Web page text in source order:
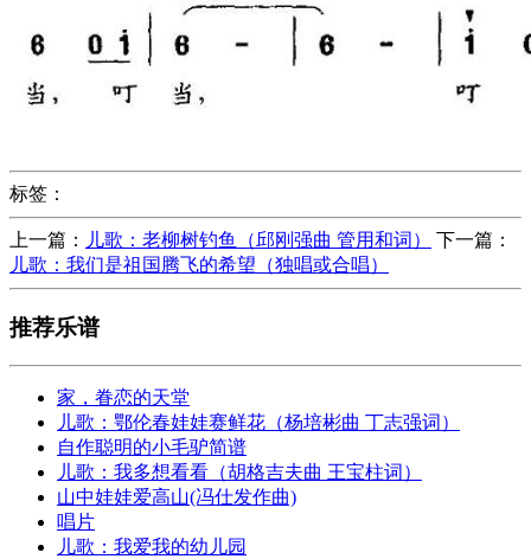
标签：
上一篇： 儿歌：老柳树钓鱼（邱刚强曲 管用和词）
下一篇：
儿歌：我们是祖国腾飞的希望（独唱或合唱）
推荐乐谱
家，眷恋的天堂
儿歌：鄂伦春娃娃赛鲜花（杨培彬曲 丁志强词）
自作聪明的小毛驴简谱
儿歌：我多想看看（胡格吉夫曲 王宝柱词）
山中娃娃爱高山(冯仕发作曲)
唱片
儿歌：我爱我的幼儿园